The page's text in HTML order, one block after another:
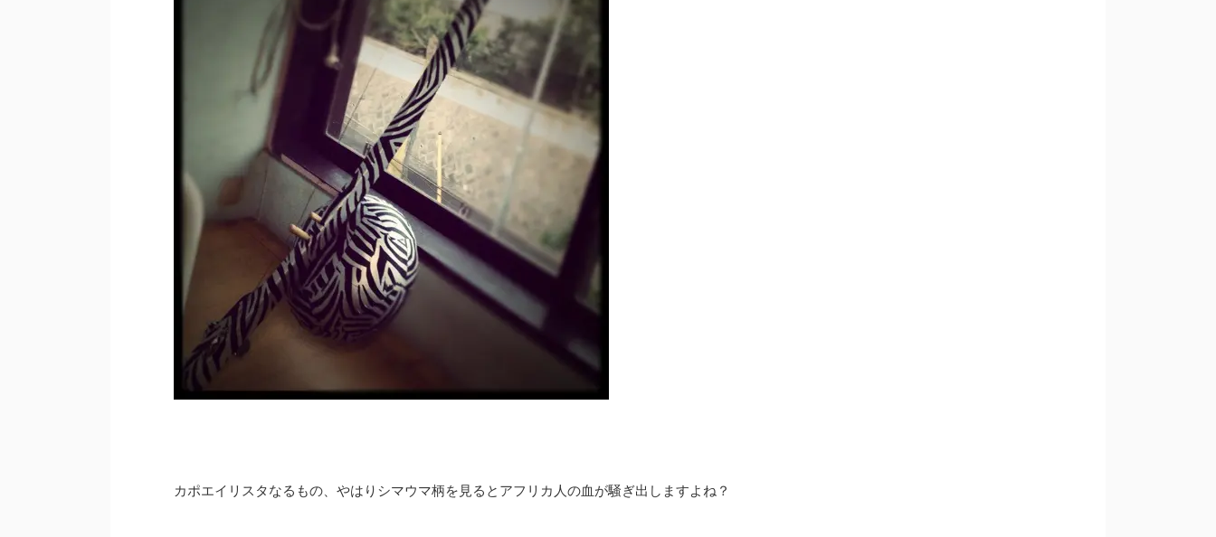
カポエイリスタなるもの、やはりシマウマ柄を見るとアフリカ人の血が騒ぎ出しますよね？